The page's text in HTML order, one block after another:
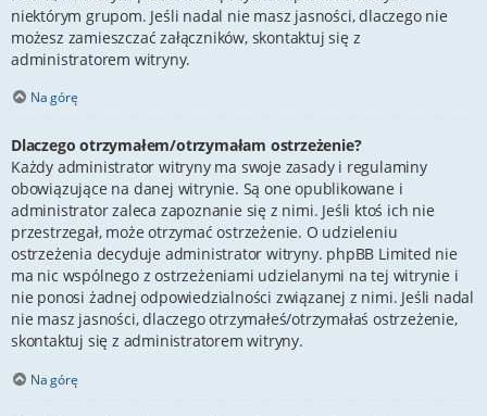
niektórym grupom. Jeśli nadal nie masz jasności, dlaczego nie
możesz zamieszczać załączników, skontaktuj się z
administratorem witryny.
Na górę
Dlaczego otrzymałem/otrzymałam ostrzeżenie?
Każdy administrator witryny ma swoje zasady i regulaminy
obowiązujące na danej witrynie. Są one opublikowane i
administrator zaleca zapoznanie się z nimi. Jeśli ktoś ich nie
przestrzegał, może otrzymać ostrzeżenie. O udzieleniu
ostrzeżenia decyduje administrator witryny. phpBB Limited nie
ma nic wspólnego z ostrzeżeniami udzielanymi na tej witrynie i
nie ponosi żadnej odpowiedzialności związanej z nimi. Jeśli nadal
nie masz jasności, dlaczego otrzymałeś/otrzymałaś ostrzeżenie,
skontaktuj się z administratorem witryny.
Na górę